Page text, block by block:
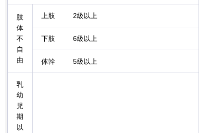
肢
体
不
自
由
上肢 2級以上
下肢 6級以上
体幹 5級以上
乳
幼
児
期
以